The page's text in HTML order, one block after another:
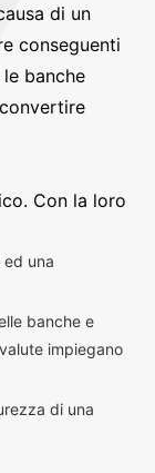
di un
conseguenti
banche
Con la loro
una
banche e
impiegano
di una